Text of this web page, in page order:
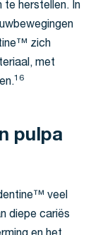
te herstellen. In
zich
met
16
pulpa
veel
diepe cariës